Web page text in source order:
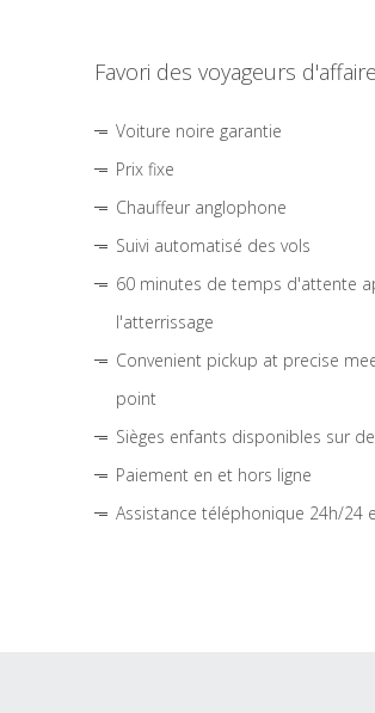
Favori des voyageurs
Voiture noire garantie
Prix fixe
Chauffeur anglophone
Suivi automatisé des vols
60 minutes de temps d'attente
l'atterrissage
Convenient pickup at precise
point
Sièges enfants disponibles sur
Paiement en et hors ligne
Assistance téléphonique 24h/24